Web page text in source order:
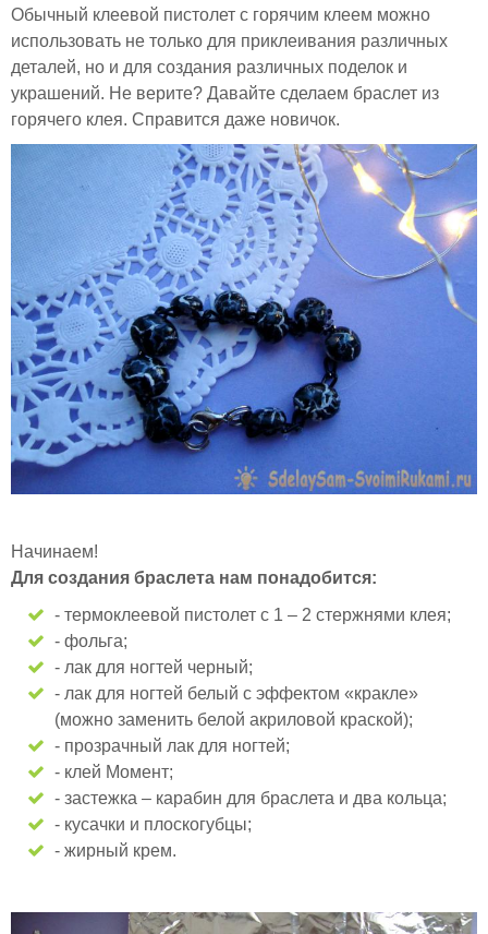
Обычный клеевой пистолет с горячим клеем можно
использовать не только для приклеивания различных
деталей, но и для создания различных поделок и
украшений. Не верите? Давайте сделаем браслет из
горячего клея. Справится даже новичок.
Начинаем!
Для создания браслета нам понадобится:
- термоклеевой пистолет с 1 – 2 стержнями клея;
- фольга;
- лак для ногтей черный;
- лак для ногтей белый с эффектом «кракле»
(можно заменить белой акриловой краской);
- прозрачный лак для ногтей;
- клей Момент;
- застежка – карабин для браслета и два кольца;
- кусачки и плоскогубцы;
- жирный крем.